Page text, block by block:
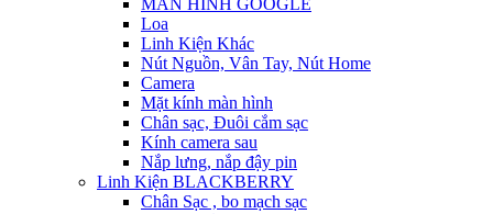
MÀN HÌNH GOOGLE
Loa
Linh Kiện Khác
Nút Nguồn, Vân Tay, Nút Home
Camera
Mặt kính màn hình
Chân sạc, Đuôi cắm sạc
Kính camera sau
Nắp lưng, nắp đậy pin
Linh Kiện BLACKBERRY
Chân Sạc , bo mạch sạc